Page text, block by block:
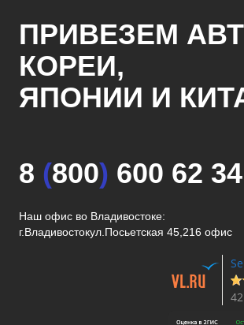
ПРИВЕЗЕМ
КОРЕИ,
ЯПОНИИ И
8 (800) 600 62 34
Наш офис во Владивостоке:
г.Владивостокул.Посьетская 45,216 офис